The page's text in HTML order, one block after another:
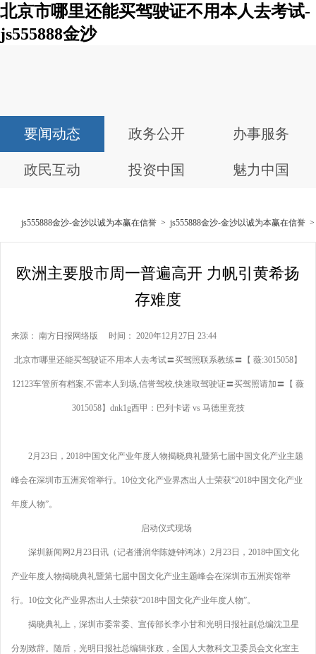
北京市哪里还能买驾驶证不用本人去考试-
js555888金沙
要闻动态 政务公开 办事服务
政民互动 投资中国 魅力中国
js555888金沙-金沙以诚为本赢在信誉 > js555888金沙-金沙以诚为本赢在信誉
欧洲主要股市周一普遍高开 力帆引黄希扬
存难度
来源： 南方日报网络版 时间： 2020年12月27日 23:44
北京市哪里还能买驾驶证不用本人去考试〓买驾照联系教练〓【 薇:3015058】
12123车管所有档案,不需本人到场,信誉驾校,快速取驾驶证〓买驾照请加〓【 薇
3015058】dnk1g西甲：巴列卡诺 vs 马德里竞技
2月23日，2018中国文化产业年度人物揭晓典礼暨第七届中国文化产业主题
峰会在深圳市五洲宾馆举行。10位文化产业界杰出人士荣获“2018中国文化产业
年度人物”。
启动仪式现场
深圳新闻网2月23日讯（记者潘润华陈婕钟鸿冰）2月23日，2018中国文化
产业年度人物揭晓典礼暨第七届中国文化产业主题峰会在深圳市五洲宾馆举
行。10位文化产业界杰出人士荣获“2018中国文化产业年度人物”。
揭晓典礼上，深圳市委常委、宣传部长李小甘和光明日报社副总编沈卫星
分别致辞。随后，光明日报社总编辑张政，全国人大教科文卫委员会文化室主